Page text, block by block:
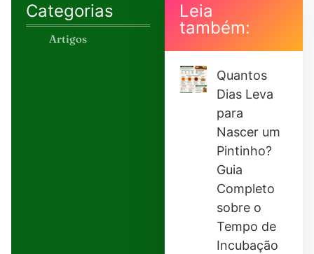
Categorias
Artigos
Leia
também:
Quantos
Dias Leva
para
Nascer um
Pintinho?
Guia
Completo
sobre o
Tempo de
Incubação